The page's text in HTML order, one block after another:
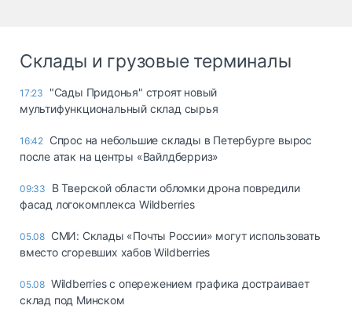
Склады и грузовые терминалы
17:23
"Сады Придонья" строят новый
мультифункциональный склад сырья
16:42 Спрос на небольшие склады в Петербурге вырос
после атак на центры «Вайлдберриз»
09:33
В Тверской области обломки дрона повредили
фасад логокомплекса Wildberries
05.08 СМИ: Склады «Почты России» могут использовать
вместо сгоревших хабов Wildberries
05.08 Wildberries с опережением графика достраивает
склад под Минском